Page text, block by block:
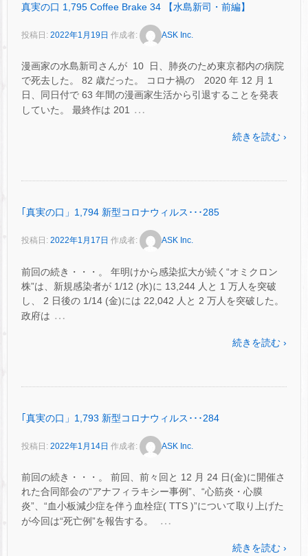
真実の口 1,795 Coffee Brake 34 【水島新司・前編】
投稿日: 2022年1月19日 作成者: ASK Inc.
漫画家の水島新司さんが 10 日、肺炎のため東京都内の病院
で死去した。 82 歳だった。 コロナ禍の 2020 年 12 月 1
日、同日付で 63 年間の漫画家生活から引退することを発表
していた。 最終作は 201
…
続きを読む ›
｢真実の口」1,794 新型コロナウィルス･･･285
投稿日: 2022年1月17日 作成者: ASK Inc.
前回の続き・・・。 年明けから感染拡大が続く“オミクロン
株”は、新規感染者が 1/12 (水)に 13,244 人と 1 万人を突破
し、 2 日後の 1/14 (金)には 22,042 人と 2 万人を突破した。
政府は …
続きを読む ›
｢真実の口」1,793 新型コロナウィルス･･･284
投稿日: 2022年1月14日 作成者: ASK Inc.
前回の続き・・・。 前回、前々回と 12 月 24 日(金)に開催さ
れた合同部会の“アナフィラキシー事例”、“心筋炎・心膜
炎”、“血小板減少症を伴う血栓症( TTS )”について取り上げた
が今回は“死亡例”を報告する。
…
続きを読む ›